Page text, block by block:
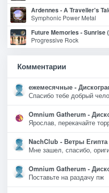
Ardennes - A Traveller's
Symphonic Power Metal
Future Memories - Sunrise
Progressive Rock
Комментарии
ежемесячные -
Спасибо тебе добрый
Omnium Gatherum -
Ярослав, перекачайте
NachClub - Ветры Египта
Мне зашел, спасибо,
Omnium Gatherum -
Поставьте на раздачу пж